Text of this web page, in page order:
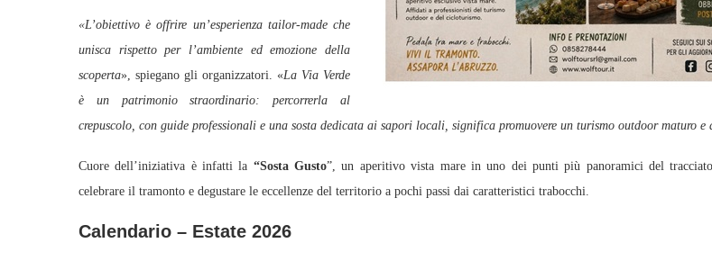
«L’obiettivo è offrire un’esperienza tailor‑made che
unisca rispetto per l’ambiente ed emozione della
scoperta», spiegano gli organizzatori. «La Via Verde
è un patrimonio straordinario: percorrerla al
crepuscolo, con guide professionali e una sosta dedicata ai sapori locali, significa promuovere un turismo outdoor maturo e
Cuore dell’iniziativa è infatti la “Sosta Gusto”, un aperitivo vista mare in uno dei punti più panoramici del
celebrare il tramonto e degustare le eccellenze del territorio a pochi passi dai caratteristici trabocchi.
Calendario – Estate 2026